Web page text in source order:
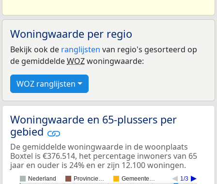
Woningwaarde per regio
Bekijk ook de ranglijsten van regio's gesorteerd op
de gemiddeldeWOZwoningwaarde:
WOZ ranglijsten
Woningwaarde en 65-plussers per
gebied
De gemiddelde woningwaarde in de woonplaats
Boxtel is €376.514, het percentage inwoners van 65
jaar en ouder is 24% en er zijn 12.100 woningen.
Nederland Provincie… Gemeente… 1/3